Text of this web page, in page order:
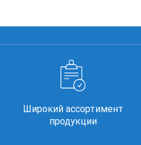
Широкий ассортимент
продукции